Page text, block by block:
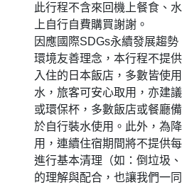
此行程不含來回機上餐食、
上自行自費購買謝謝。
因應國際SDGs永續發展趨
環境友善理念，本行程不提
入住的日本飯店，多數皆使
水，旅客可安心取用，亦建
或環保杯，多數飯店或餐廳
於自行裝水使用。此外，為
用，連續住宿期間將不提供
進行基本清理（如：倒垃圾
的理解與配合，也讓我們一